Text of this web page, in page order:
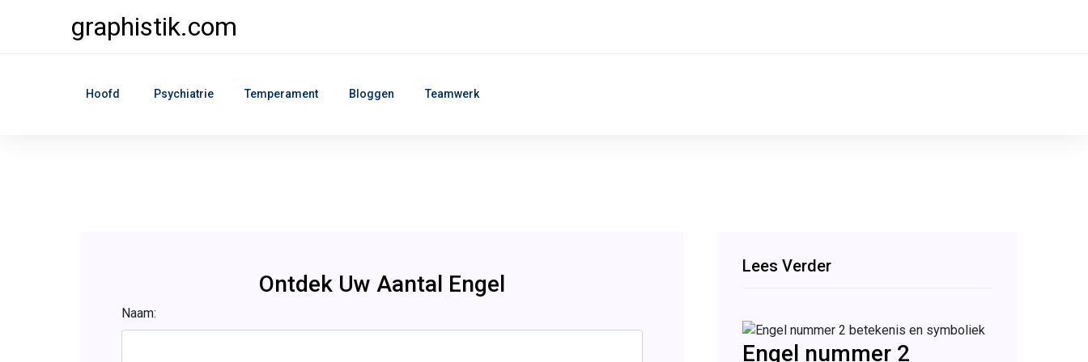
graphistik.com
Hoofd Psychiatrie Temperament Bloggen Teamwerk
Ontdek Uw Aantal Engel
Naam:
Lees Verder
Engel nummer 2